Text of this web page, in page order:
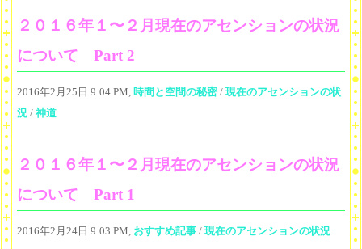
２０１６年１〜２月現在のアセンションの状況
について Part 2
2016年2月25日 9:04 PM, 時間と空間の秘密/ 現在のアセンションの状
況 / 神道
２０１６年１〜２月現在のアセンションの状況
について Part 1
2016年2月24日 9:03 PM, おすすめ記事 / 現在のアセンションの状況